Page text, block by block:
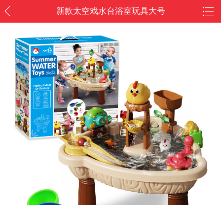
新款太空戏水台浴室玩具大号
水车转转乐夏天儿童户外玩水
玩具沙滩游玩/户外游玩